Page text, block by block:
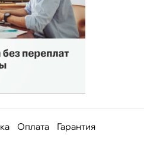
Оплата Гарантия